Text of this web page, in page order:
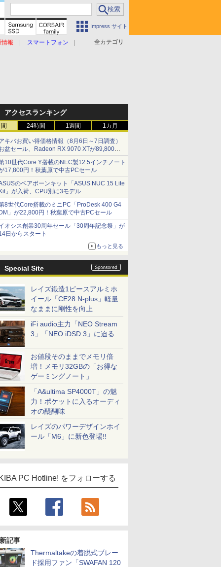
Impress サイト
全カテゴリ
情報 スマートフォン
アクセスランキング
24時間 1週間 1カ月
キバお買い得価格情報（8月6日～7日調査）
盆セール、Radeon RX 9070 XTが89,800
、水平周波数24.8kHz対応の17型モニターが
円、暑さ指数連動セール ほか
10世代Core Y搭載のNEC製12.5インチノート
17,800円！秋葉原で中古PCセール
のベアボーンキット「ASUS NUC 15 Lite
」が入荷、CPU別に3モデル
8世代Core搭載のミニPC「ProDesk 400 G4
」が22,800円！秋葉原で中古PCセール
オシス創業30周年セール「30周年記念祭」が
日からスタート
もっと見る
Special Site
レイズ鍛造1ピースアルミホ
イール「CE28 N-plus」軽量
なままに剛性を向上
iFi audio主力「NEO Stream
3」「NEO iDSD 3」に迫る
お値段そのままでメモリ倍
増！メモリ32GBの「お得な
ゲーミングノート」
「A&ultima SP4000T」の魅
力！ポケットに入るオーディ
オの醍醐味
レイズのパワーデザインホイ
ール「M6」に新色登場!!
PC Hotline! をフォローする
記事
Thermaltakeの着脱式ブレー
ド採用ファン「SWAFAN 120